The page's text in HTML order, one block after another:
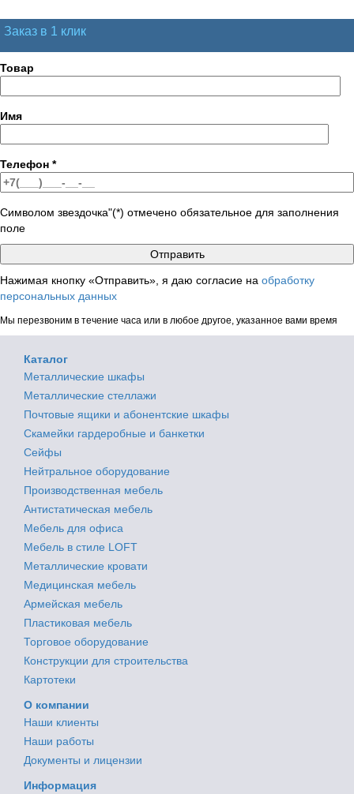
Заказ в 1 клик
Товар
Имя
Телефон *
Символом звездочка"(*) отмечено обязательное для заполнения
поле
Нажимая кнопку «Отправить», я даю согласие на обработку
персональных данных
Мы перезвоним в течение часа или в любое другое, указанное вами время
Каталог
Металлические шкафы
Металлические стеллажи
Почтовые ящики и абонентские шкафы
Скамейки гардеробные и банкетки
Сейфы
Нейтральное оборудование
Производственная мебель
Антистатическая мебель
Мебель для офиса
Мебель в стиле LOFT
Металлические кровати
Медицинская мебель
Армейская мебель
Пластиковая мебель
Торговое оборудование
Конструкции для строительства
Картотеки
О компании
Наши клиенты
Наши работы
Документы и лицензии
Информация